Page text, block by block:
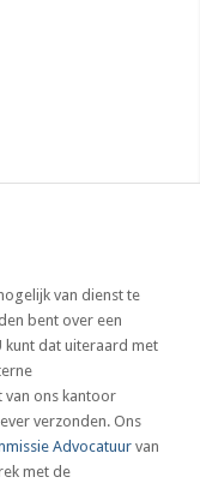
van dienst te
bent over een
kunt dat uiteraard met
van ons kantoor
verzonden. Ons
Advocatuurvan
met de